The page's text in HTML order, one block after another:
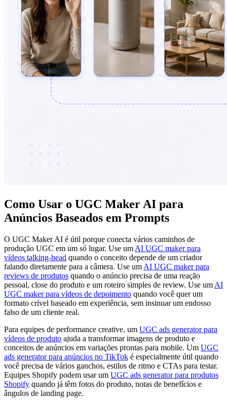
Como Usar o UGC Maker AI para
Anúncios Baseados em Prompts
O UGC Maker AI é útil porque conecta vários caminhos de
produção UGC em um só lugar. Use um AI UGC maker para
vídeos talking-head quando o conceito depende de um criador
falando diretamente para a câmera. Use um AI UGC maker para
reviews de produtos quando o anúncio precisa de uma reação
pessoal, close do produto e um roteiro simples de review. Use um AI
UGC maker para vídeos de depoimento quando você quer um
formato crível baseado em experiência, sem insinuar um endosso
falso de um cliente real.
Para equipes de performance creative, um UGC ads generator para
vídeos de produto ajuda a transformar imagens de produto e
conceitos de anúncios em variações prontas para mobile. Um UGC
ads generator para anúncios no TikTok é especialmente útil quando
você precisa de vários ganchos, estilos de ritmo e CTAs para testar.
Equipes Shopify podem usar um UGC ads generator para produtos
Shopify quando já têm fotos do produto, notas de benefícios e
ângulos de landing page.